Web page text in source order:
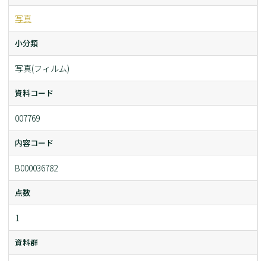
写真
小分類
写真(フィルム)
資料コード
007769
内容コード
B000036782
点数
1
資料群